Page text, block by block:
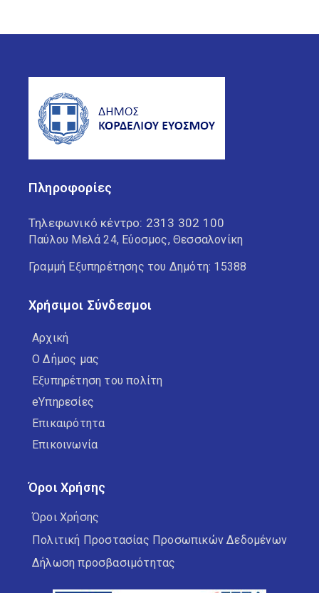
Πληροφορίες
Τηλεφωνικό κέντρο: 2313 302 100
Παύλου Μελά 24, Εύοσμος, Θεσσαλονίκη
Γραμμή Εξυπηρέτησης του Δημότη: 15388
Χρήσιμοι Σύνδεσμοι
Αρχική
Ο Δήμος μας
Εξυπηρέτηση του πολίτη
eΥπηρεσίες
Επικαιρότητα
Επικοινωνία
Όροι Χρήσης
Όροι Χρήσης
Πολιτική Προστασίας Προσωπικών Δεδομένων
Δήλωση προσβασιμότητας